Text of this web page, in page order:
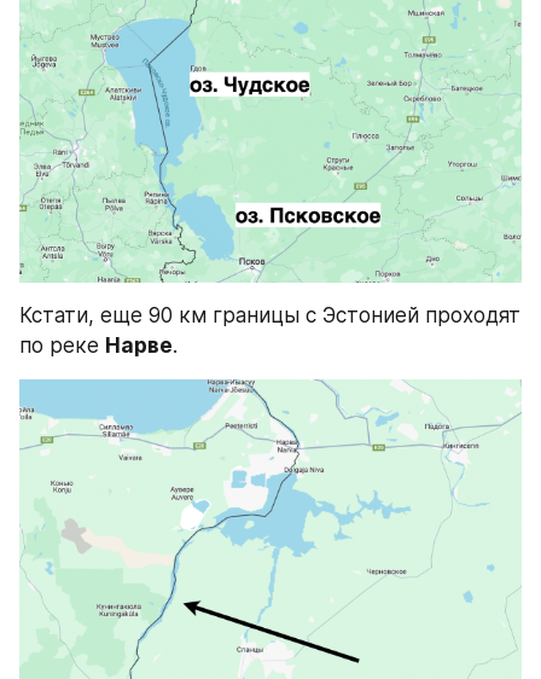
Кстати, еще 90 км границы с Эстонией проходят
по реке Нарве.